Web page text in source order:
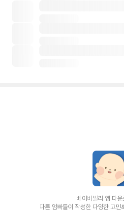
베이비빌리 앱 다운
다른 엄빠들이 작성한 다양한 고민